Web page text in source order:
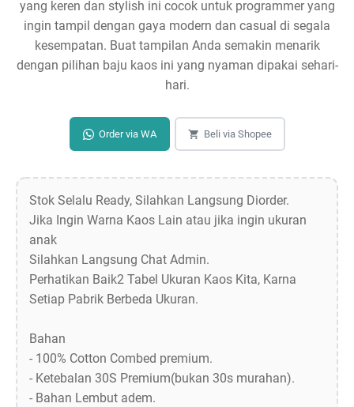
yang keren dan stylish ini cocok untuk programmer yang
ingin tampil dengan gaya modern dan casual di segala
kesempatan. Buat tampilan Anda semakin menarik
dengan pilihan baju kaos ini yang nyaman dipakai sehari-
hari.
Order via WA Beli via Shopee
Stok Selalu Ready, Silahkan Langsung Diorder.
Jika Ingin Warna Kaos Lain atau jika ingin ukuran
anak
Silahkan Langsung Chat Admin.
Perhatikan Baik2 Tabel Ukuran Kaos Kita, Karna
Setiap Pabrik Berbeda Ukuran.
Bahan
- 100% Cotton Combed premium.
- Ketebalan 30S Premium(bukan 30s murahan).
- Bahan Lembut adem.